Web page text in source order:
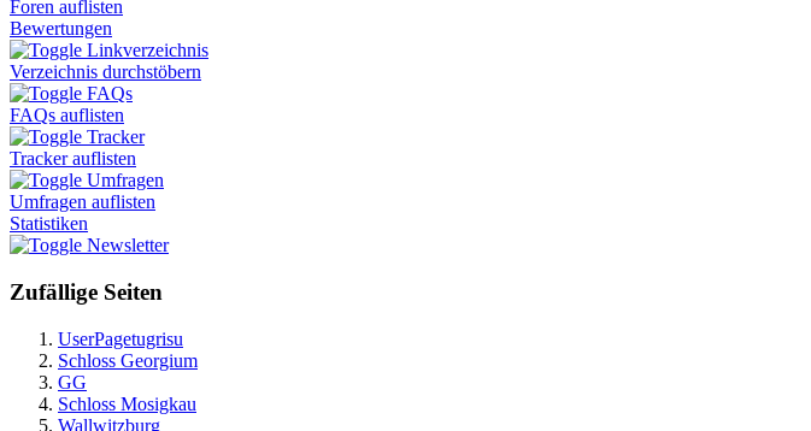
Foren auflisten
Bewertungen
Linkverzeichnis
Verzeichnis durchstöbern
FAQs
FAQs auflisten
Tracker
Tracker auflisten
Umfragen
Umfragen auflisten
Statistiken
Newsletter
Zufällige Seiten
UserPagetugrisu
Schloss Georgium
GG
Schloss Mosigkau
Wallwitzburg